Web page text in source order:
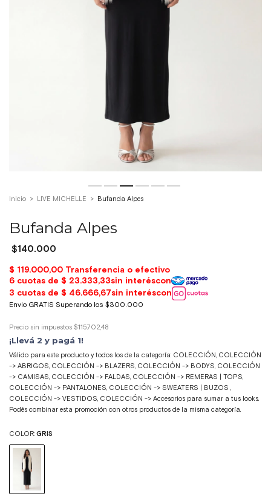
Inicio > LIVE MICHELLE > Bufanda Alpes
Bufanda Alpes
$140.000
Precio sin impuestos $115.702,48
¡Llevá 2 y pagá 1!
Válido para este producto y todos los de la categoría: COLECCIÓN, COLECCIÓN
-> ABRIGOS, COLECCIÓN -> BLAZERS, COLECCIÓN -> BODYS, COLECCIÓN
-> CAMISAS, COLECCIÓN -> FALDAS, COLECCIÓN -> REMERAS | TOPS,
COLECCIÓN -> PANTALONES, COLECCIÓN -> SWEATERS | BUZOS ,
COLECCIÓN -> VESTIDOS, COLECCIÓN -> Accesorios para sumar a tus looks.
Podés combinar esta promoción con otros productos de la misma categoría.
COLOR: GRIS